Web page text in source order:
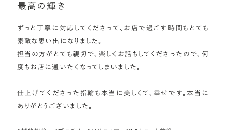
最高の輝き
ずっと丁寧に対応してくださって、お店で過ごす時間もとても
素敵な思い出になりました。
担当の方がとても親切で、楽しくお話もしてくださったので、何
度もお店に通いたくなってしまいました。
仕上げてくださった指輪も本当に美しくて、幸せです。本当に
ありがとうございました。